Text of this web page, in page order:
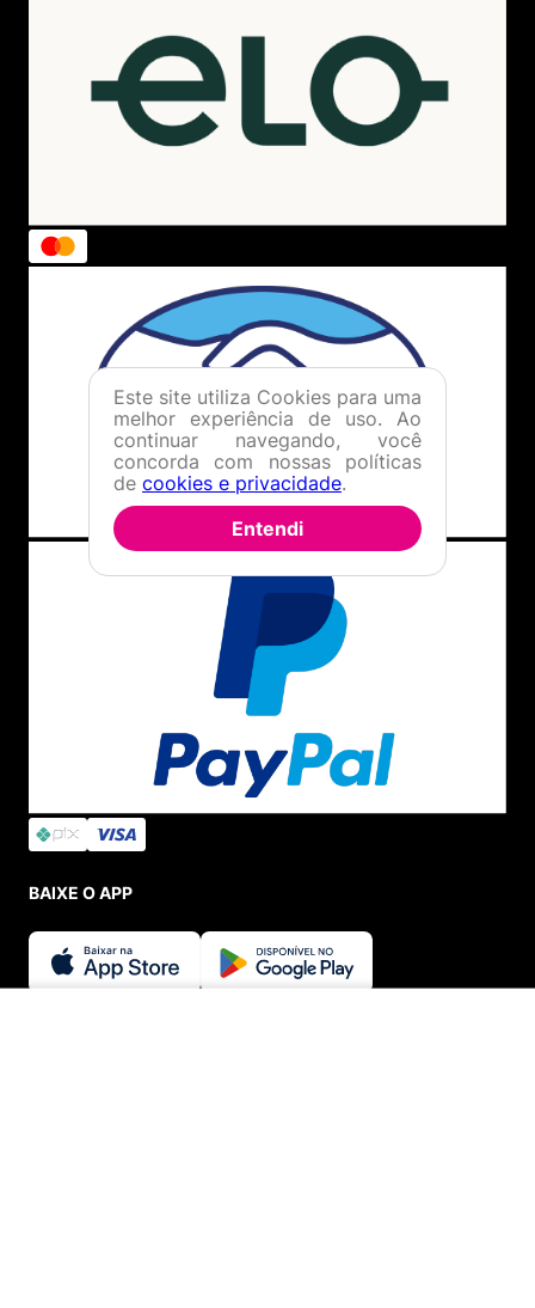
BAIXE O APP
Este site utiliza Cookies para uma
melhor experiência de uso. Ao
continuar navegando, você
concorda com nossas políticas
de cookies e privacidade.
Entendi